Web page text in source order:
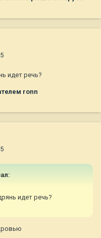
идет речь?
ronn
идет речь?